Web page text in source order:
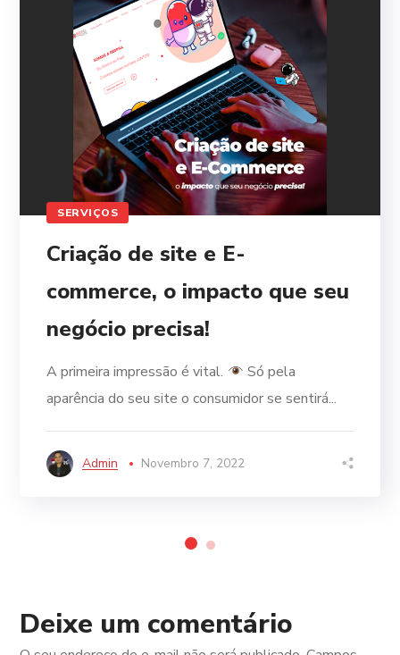
SERVIÇOS
Criação de site e E-
commerce, o impacto que seu
negócio precisa!
A primeira impressão é vital.
Só pela
aparência do seu site o consumidor se sentirá...
Admin Novembro 7, 2022
Deixe um comentário